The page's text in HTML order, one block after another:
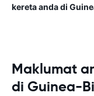
kereta anda di
Maklumat
di Guinea-